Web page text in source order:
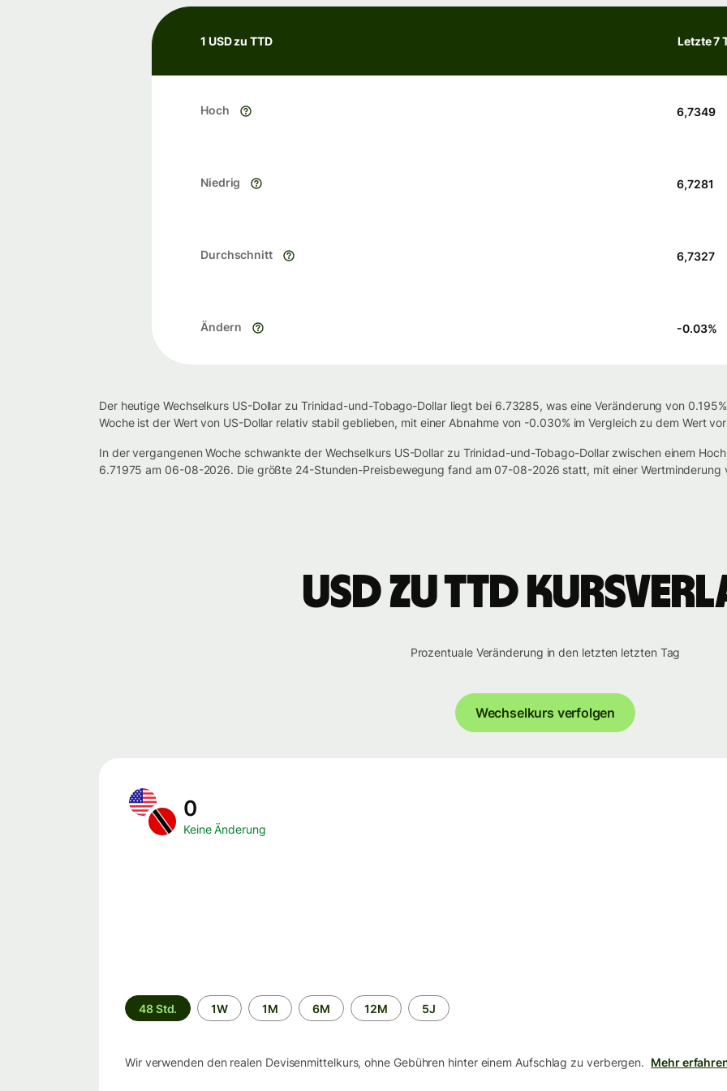
1 USD zu TTD Letzte 7
Hoch 6,7349
Niedrig 6,7281
Durchschnitt 6,7327
Ändern -0.03%
Der heutige Wechselkurs US-Dollar zu Trinidad-und-Tobago-Dollar liegt bei 6.73285, was eine Veränderung von
Woche ist der Wert von US-Dollar relativ stabil geblieben, mit einer Abnahme von -0.030% im Vergleich zu dem Wert
In der vergangenen Woche schwankte der Wechselkurs US-Dollar zu Trinidad-und-Tobago-Dollar zwischen einem
6.71975 am 06-08-2026. Die größte 24-Stunden-Preisbewegung fand am 07-08-2026 statt, mit einer Wertminderung
USD zu TTD
Prozentuale Veränderung in den letzten letzten Tag
Wechselkurs verfolgen
0
Keine Änderung
Zeitraum
48 Std. 1W 1M 6M 12M 5J
Wir verwenden den realen Devisenmittelkurs, ohne Gebühren hinter einem Aufschlag zu verbergen. Mehr